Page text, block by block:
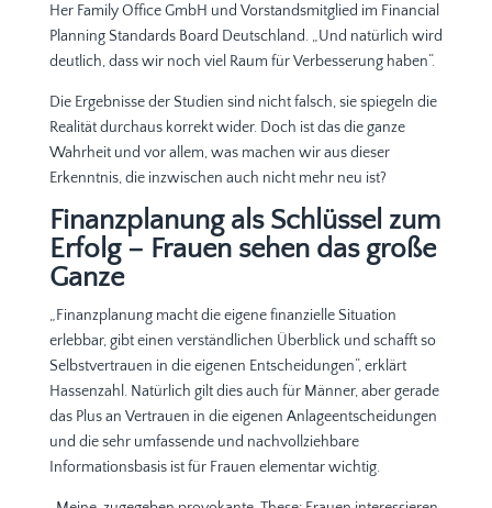
Her Family Office GmbH und Vorstandsmitglied im Financial
Planning Standards Board Deutschland. „Und natürlich wird
deutlich, dass wir noch viel Raum für Verbesserung haben“.
Die Ergebnisse der Studien sind nicht falsch, sie spiegeln die
Realität durchaus korrekt wider. Doch ist das die ganze
Wahrheit und vor allem, was machen wir aus dieser
Erkenntnis, die inzwischen auch nicht mehr neu ist?
Finanzplanung als Schlüssel zum
Erfolg – Frauen sehen das große
Ganze
„Finanzplanung macht die eigene finanzielle Situation
erlebbar, gibt einen verständlichen Überblick und schafft so
Selbstvertrauen in die eigenen Entscheidungen“, erklärt
Hassenzahl. Natürlich gilt dies auch für Männer, aber gerade
das Plus an Vertrauen in die eigenen Anlageentscheidungen
und die sehr umfassende und nachvollziehbare
Informationsbasis ist für Frauen elementar wichtig.